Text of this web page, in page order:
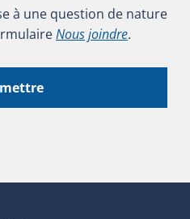
à une question de nature
Nous joindre.